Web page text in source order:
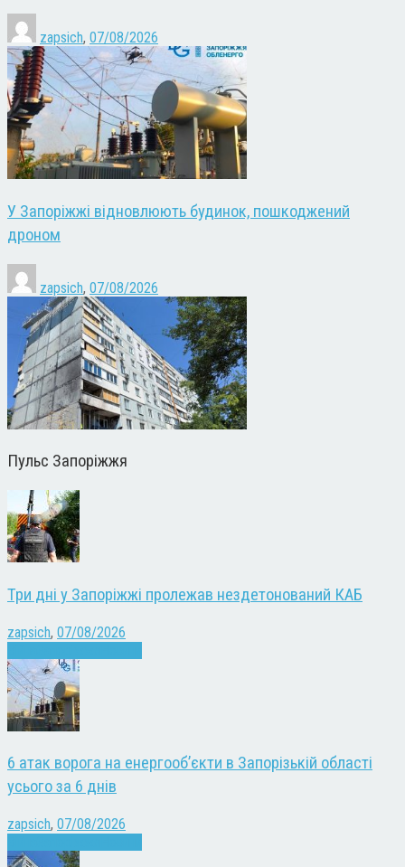
zapsich, 07/08/2026
У Запоріжжі відновлюють будинок, пошкоджений
дроном
zapsich, 07/08/2026
Пульс Запоріжжя
Три дні у Запоріжжі пролежав нездетонований КАБ
zapsich, 07/08/2026
6 атак ворога на енергооб’єкти в Запорізькій області
усього за 6 днів
zapsich, 07/08/2026